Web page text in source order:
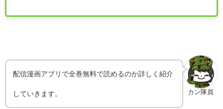
カン隊員
配信漫画アプリで全巻無料で読めるのか詳しく紹介
していきます。